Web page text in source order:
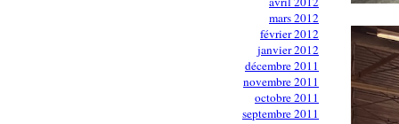
mars 2012
février 2012
janvier 2012
décembre 2011
novembre 2011
octobre 2011
septembre 2011